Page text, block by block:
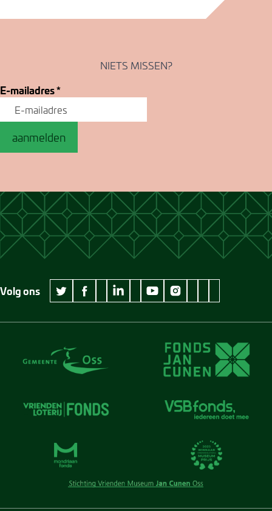
NIETS MISSEN?
E-mailadres*
aanmelden
Volg ons
twitter Museum Jan Cunen
facebook Museum Jan Cunen
wikipedia Museum Jan Cunen
linkedin Museum Jan Cunen
googleplus Museum Jan Cunen
youtube Museum Jan Cunen
instagram Museum